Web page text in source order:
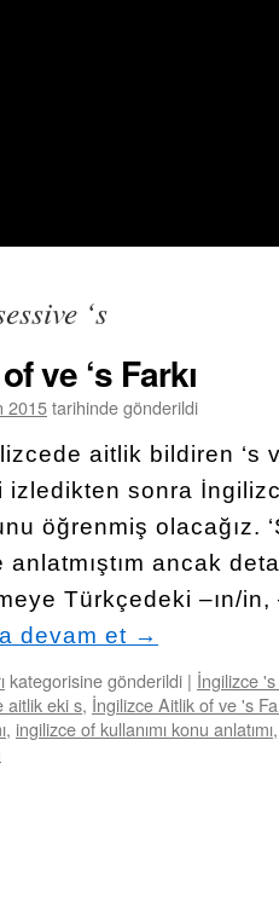
‘s
ve ‘s Farkı
2015tarihinde gönderildi
aitlik bildiren ‘s
sonra
öğrenmiş olacağız.
ancak
Türkçedeki –ın/in,
devam et →
kategorisine gönderildi | İngilizce 's
aitlik eki s, İngilizce Aitlik of ve 's
, ingilizce of kullanımı konu anlatımı